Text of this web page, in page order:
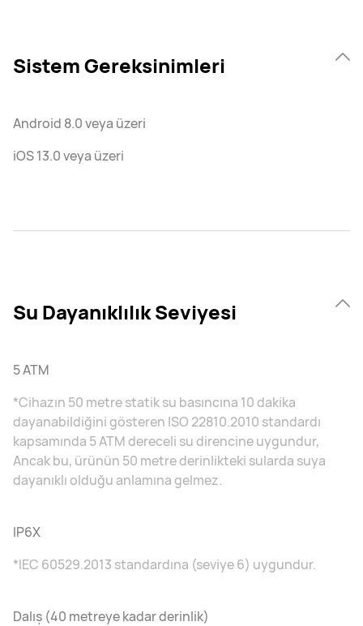
Sistem Gereksinimleri
Android 8.0 veya üzeri
iOS 13.0 veya üzeri
Su Dayanıklılık Seviyesi
5 ATM
*Cihazın 50 metre statik su basıncına 10 dakika
dayanabildiğini gösteren ISO 22810.2010 standardı
kapsamında 5 ATM dereceli su direncine uygundur,
Ancak bu, ürünün 50 metre derinlikteki sularda suya
dayanıklı olduğu anlamına gelmez.
IP6X
*IEC 60529.2013 standardına (seviye 6) uygundur.
Dalış (40 metreye kadar derinlik)